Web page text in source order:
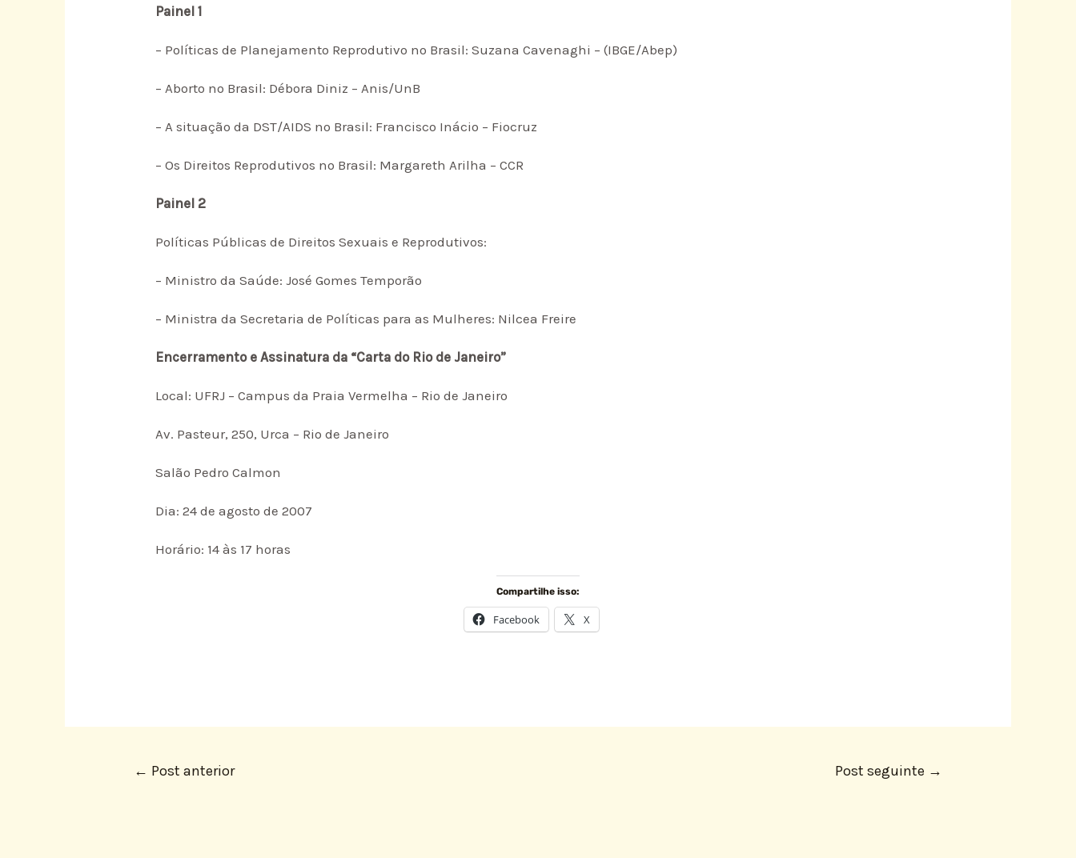
Painel 1
– Políticas de Planejamento Reprodutivo no Brasil: Suzana Cavenaghi – (IBGE/Abep)
– Aborto no Brasil: Débora Diniz – Anis/UnB
– A situação da DST/AIDS no Brasil: Francisco Inácio – Fiocruz
– Os Direitos Reprodutivos no Brasil: Margareth Arilha – CCR
Painel 2
Políticas Públicas de Direitos Sexuais e Reprodutivos:
– Ministro da Saúde: José Gomes Temporão
– Ministra da Secretaria de Políticas para as Mulheres: Nilcea Freire
Encerramento e Assinatura da “Carta do Rio de Janeiro”
Local: UFRJ – Campus da Praia Vermelha – Rio de Janeiro
Av. Pasteur, 250, Urca – Rio de Janeiro
Salão Pedro Calmon
Dia: 24 de agosto de 2007
Horário: 14 às 17 horas
Compartilhe isso:
Facebook X
← Post anterior Post seguinte →